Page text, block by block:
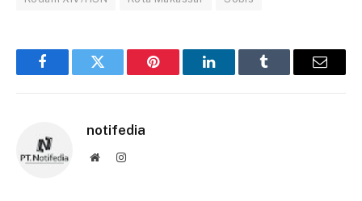
FacebookTwitter Pinterest LinkedInTumblr Email
notifedia
WebsiteInstagram